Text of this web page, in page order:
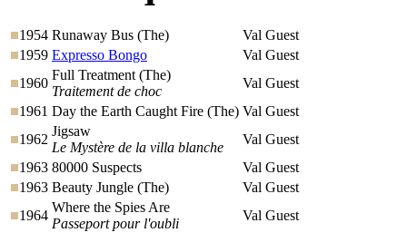
1954 Runaway Bus (The)
Val Guest
1959 Expresso Bongo
Val Guest
1960
Full Treatment (The)
Traitement de choc
Val Guest
1961 Day the Earth Caught Fire (The) Val Guest
1962
Jigsaw
Le Mystère de la villa blanche
Val Guest
1963 80000 Suspects
Val Guest
1963 Beauty Jungle (The)
Val Guest
1964
Where the Spies Are
Passeport pour l'oubli
Val Guest